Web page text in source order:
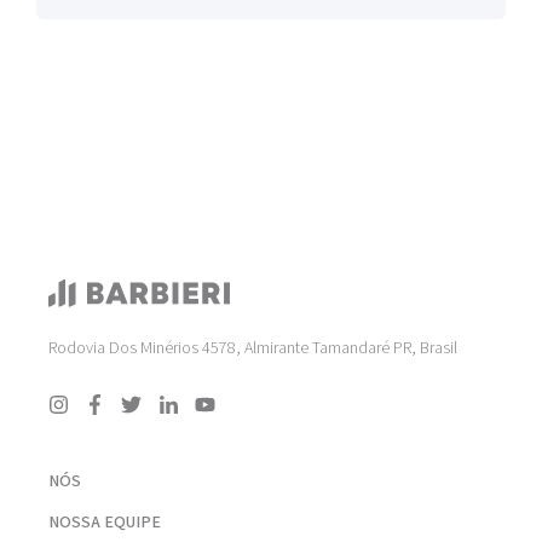
Rodovia Dos Minérios 4578, Almirante Tamandaré PR, Brasil
NÓS
NOSSA EQUIPE